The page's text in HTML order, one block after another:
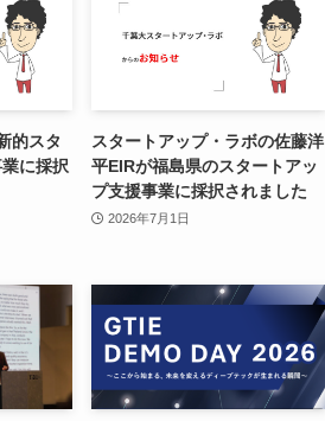
的スタ
に採択
スタートアップ・ラボの佐藤洋
平EIRが福島県のスタートアッ
プ支援事業に採択されました
2026年7月1日